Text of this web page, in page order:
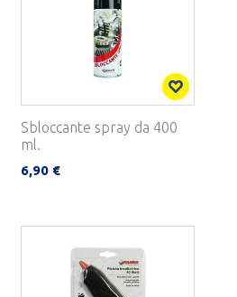
Sbloccante spray da 400
ml.
6,90 €